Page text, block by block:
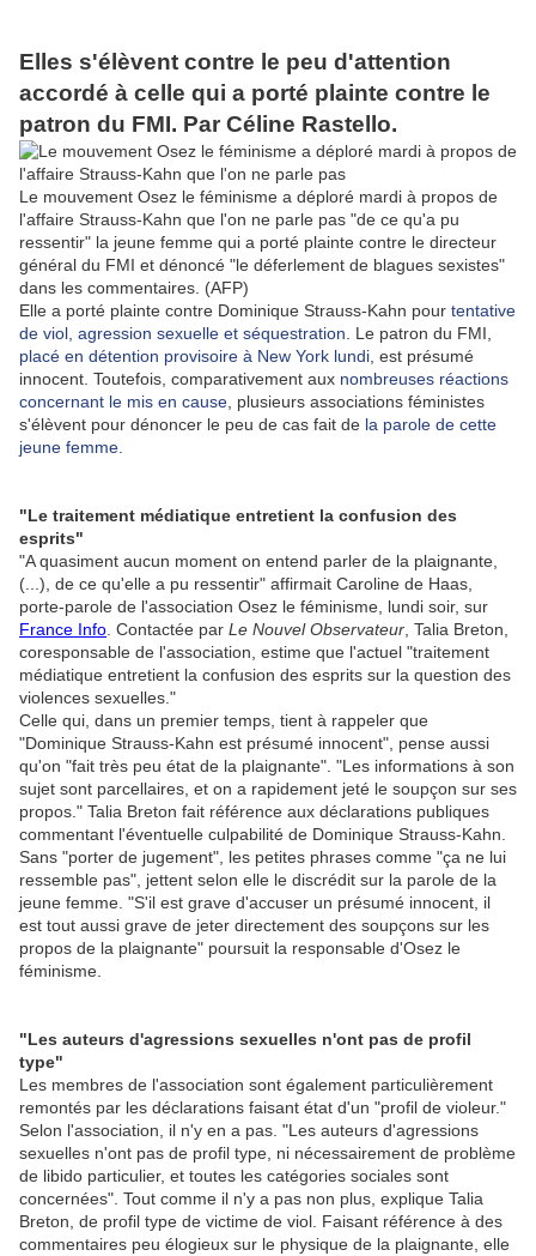
Elles s'élèvent contre le peu d'attention
accordé à celle qui a porté plainte contre le
patron du FMI. Par Céline Rastello.
Le mouvement Osez le féminisme a déploré mardi à propos de
l'affaire Strauss-Kahn que l'on ne parle pas "de ce qu'a pu
ressentir" la jeune femme qui a porté plainte contre le directeur
général du FMI et dénoncé "le déferlement de blagues sexistes"
dans les commentaires. (AFP)
Elle a porté plainte contre Dominique Strauss-Kahn pour tentative
de viol, agression sexuelle et séquestration . Le patron du FMI,
placé en détention provisoire à New York lundi , est présumé
innocent. Toutefois, comparativement aux nombreuses réactions
concernant le mis en cause , plusieurs associations féministes
s'élèvent pour dénoncer le peu de cas fait de la parole de cette
jeune femme.
"Le traitement médiatique entretient la confusion des
esprits"
"A quasiment aucun moment on entend parler de la plaignante,
(...), de ce qu'elle a pu ressentir" affirmait Caroline de Haas,
porte-parole de l'association Osez le féminisme, lundi soir, sur
France Info . Contactée par Le Nouvel Observateur , Talia Breton,
coresponsable de l'association, estime que l'actuel "traitement
médiatique entretient la confusion des esprits sur la question des
violences sexuelles."
Celle qui, dans un premier temps, tient à rappeler que
"Dominique Strauss-Kahn est présumé innocent", pense aussi
qu'on "fait très peu état de la plaignante". "Les informations à son
sujet sont parcellaires, et on a rapidement jeté le soupçon sur ses
propos." Talia Breton fait référence aux déclarations publiques
commentant l'éventuelle culpabilité de Dominique Strauss-Kahn.
Sans "porter de jugement", les petites phrases comme "ça ne lui
ressemble pas", jettent selon elle le discrédit sur la parole de la
jeune femme. "S'il est grave d'accuser un présumé innocent, il
est tout aussi grave de jeter directement des soupçons sur les
propos de la plaignante" poursuit la responsable d'Osez le
féminisme.
"Les auteurs d'agressions sexuelles n'ont pas de profil
type"
Les membres de l'association sont également particulièrement
remontés par les déclarations faisant état d'un "profil de violeur."
Selon l'association, il n'y en a pas. "Les auteurs d'agressions
sexuelles n'ont pas de profil type, ni nécessairement de problème
de libido particulier, et toutes les catégories sociales sont
concernées". Tout comme il n'y a pas non plus, explique Talia
Breton, de profil type de victime de viol. Faisant référence à des
commentaires peu élogieux sur le physique de la plaignante, elle